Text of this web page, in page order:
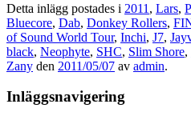
Detta inlägg postades i 2011 , Lars,
Bluecore, Dab, Donkey Rollers,
of Sound World Tour, Inchi, J7,
black, Neophyte, SHC, Slim Shore,
Zany den 2011/05/07 av admin.
Inläggsnavigering